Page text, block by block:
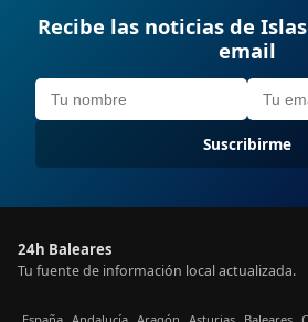
Recibe las noticias de
email
Suscribirme
24h Baleares
Tu fuente de información local actualizada.